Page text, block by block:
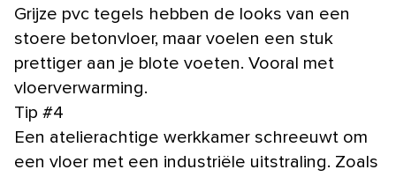
Grijze pvc tegels hebben de looks van een
stoere betonvloer, maar voelen een stuk
prettiger aan je blote voeten. Vooral met
vloerverwarming.
Tip #4
Een atelierachtige werkkamer schreeuwt om
een vloer met een industriële uitstraling. Zoals